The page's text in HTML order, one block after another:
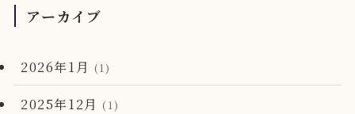
アーカイブ
2026年1月 (1)
2025年12月 (1)